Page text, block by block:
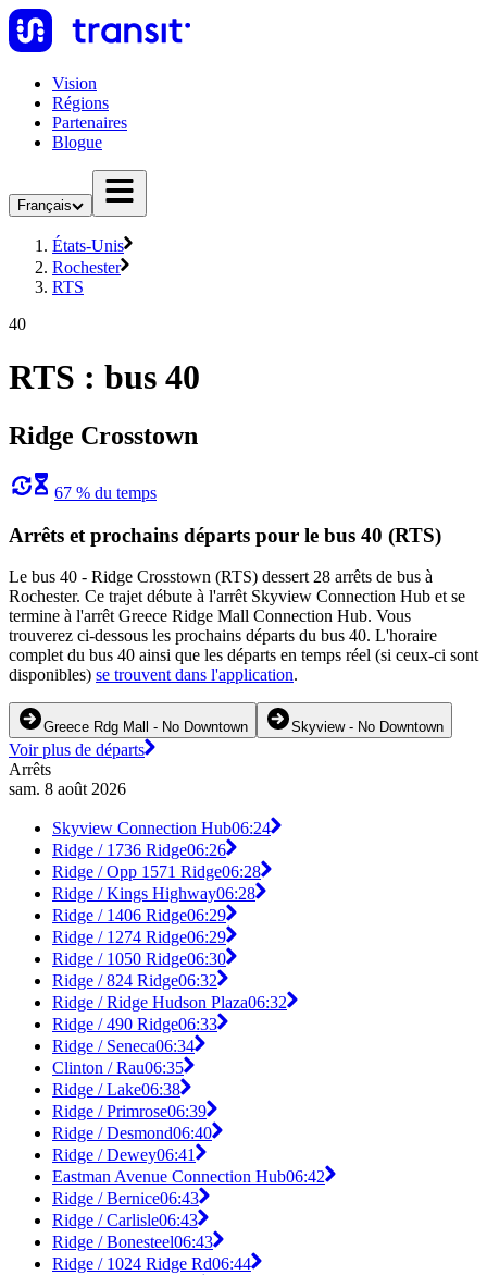
Vision
Régions
Partenaires
Blogue
Français
États-Unis
Rochester
RTS
40
RTS : bus 40
Ridge Crosstown
67 % du temps
Arrêts et prochains départs pour le bus 40 (RTS)
Le bus 40 - Ridge Crosstown (RTS) dessert 28 arrêts de bus à
Rochester. Ce trajet débute à l'arrêt Skyview Connection Hub et se
termine à l'arrêt Greece Ridge Mall Connection Hub. Vous
trouverez ci-dessous les prochains départs du bus 40. L'horaire
complet du bus 40 ainsi que les départs en temps réel (si ceux-ci sont
disponibles) se trouvent dans l'application.
Greece Rdg Mall - No Downtown Skyview - No Downtown
Voir plus de départs
Arrêts
sam. 8 août 2026
Skyview Connection Hub06:24
Ridge / 1736 Ridge06:26
Ridge / Opp 1571 Ridge06:28
Ridge / Kings Highway06:28
Ridge / 1406 Ridge06:29
Ridge / 1274 Ridge06:29
Ridge / 1050 Ridge06:30
Ridge / 824 Ridge06:32
Ridge / Ridge Hudson Plaza06:32
Ridge / 490 Ridge06:33
Ridge / Seneca06:34
Clinton / Rau06:35
Ridge / Lake06:38
Ridge / Primrose06:39
Ridge / Desmond06:40
Ridge / Dewey06:41
Eastman Avenue Connection Hub06:42
Ridge / Bernice06:43
Ridge / Carlisle06:43
Ridge / Bonesteel06:43
Ridge / 1024 Ridge Rd06:44